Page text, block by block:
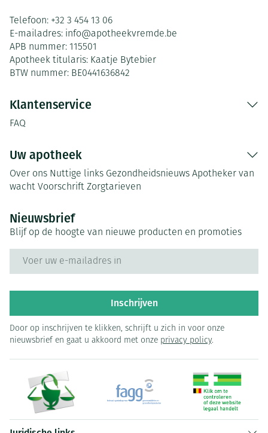
Telefoon: +32 3 454 13 06
E-mailadres: info@apotheekvremde.be
APB nummer: 115501
Apotheek titularis: Kaatje Bytebier
BTW nummer: BE0441636842
Klantenservice
FAQ
Uw apotheek
Over ons Nuttige links Gezondheidsnieuws Apotheker van
wacht Voorschrift Zorgtarieven
Nieuwsbrief
Blijf op de hoogte van nieuwe producten en promoties
Inschrijven
Door op inschrijven te klikken, schrijft u zich in voor onze
nieuwsbrief en gaat u akkoord met onze privacy policy.